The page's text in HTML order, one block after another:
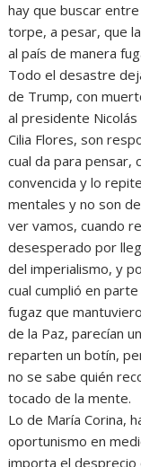
hay que buscar
torpe, a pesar, que
al país de manera
Todo el desastre
de Trump, con
al presidente
Cilia Flores, son
cual da para pensar,
convencida y lo
mentales y no son
ver vamos, cuando
desesperado por
del imperialismo, y
cual cumplió en
fugaz que
de la Paz, parecían
reparten un botín,
no se sabe quién
tocado de la mente.
Lo de María Corina,
oportunismo en
importa el desprecio